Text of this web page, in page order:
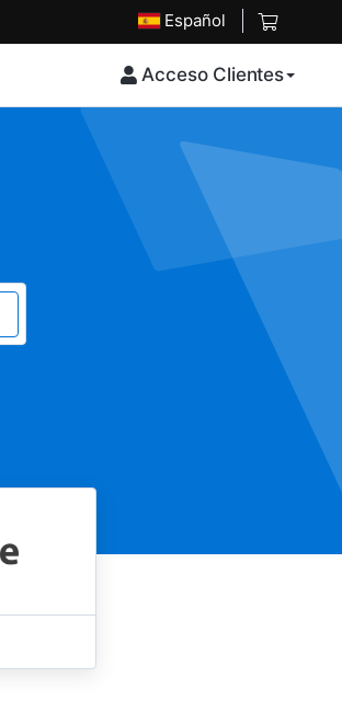
Español
Acceso Clientes